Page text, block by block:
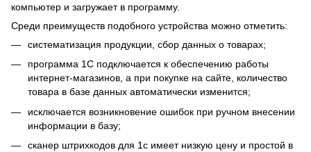
компьютер и загружает в программу.
Среди преимуществ подобного устройства можно отметить:
систематизация продукции, сбор данных о товарах;
программа 1С подключается к обеспечению работы
интернет-магазинов, а при покупке на сайте, количество
товара в базе данных автоматически изменится;
исключается возникновение ошибок при ручном внесении
информации в базу;
сканер штрихкодов для 1с имеет низкую цену и простой в